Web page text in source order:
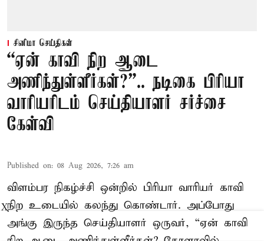
சினிமா செய்திகள்
“ஏன் காவி நிற ஆடை
அணிந்துள்ளீர்கள்?”.. நடிகை பிரியா
வாரியரிடம் செய்தியாளர் சர்ச்சை
கேள்வி
Published on: 08 Aug 2026, 7:26 am
விளம்பர நிகழ்ச்சி ஒன்றில் பிரியா வாரியர் காவி
நிற உடையில் கலந்து கொண்டார். அப்போது
அங்கு இருந்த செய்தியாளர் ஒருவர், “ஏன் காவி
X